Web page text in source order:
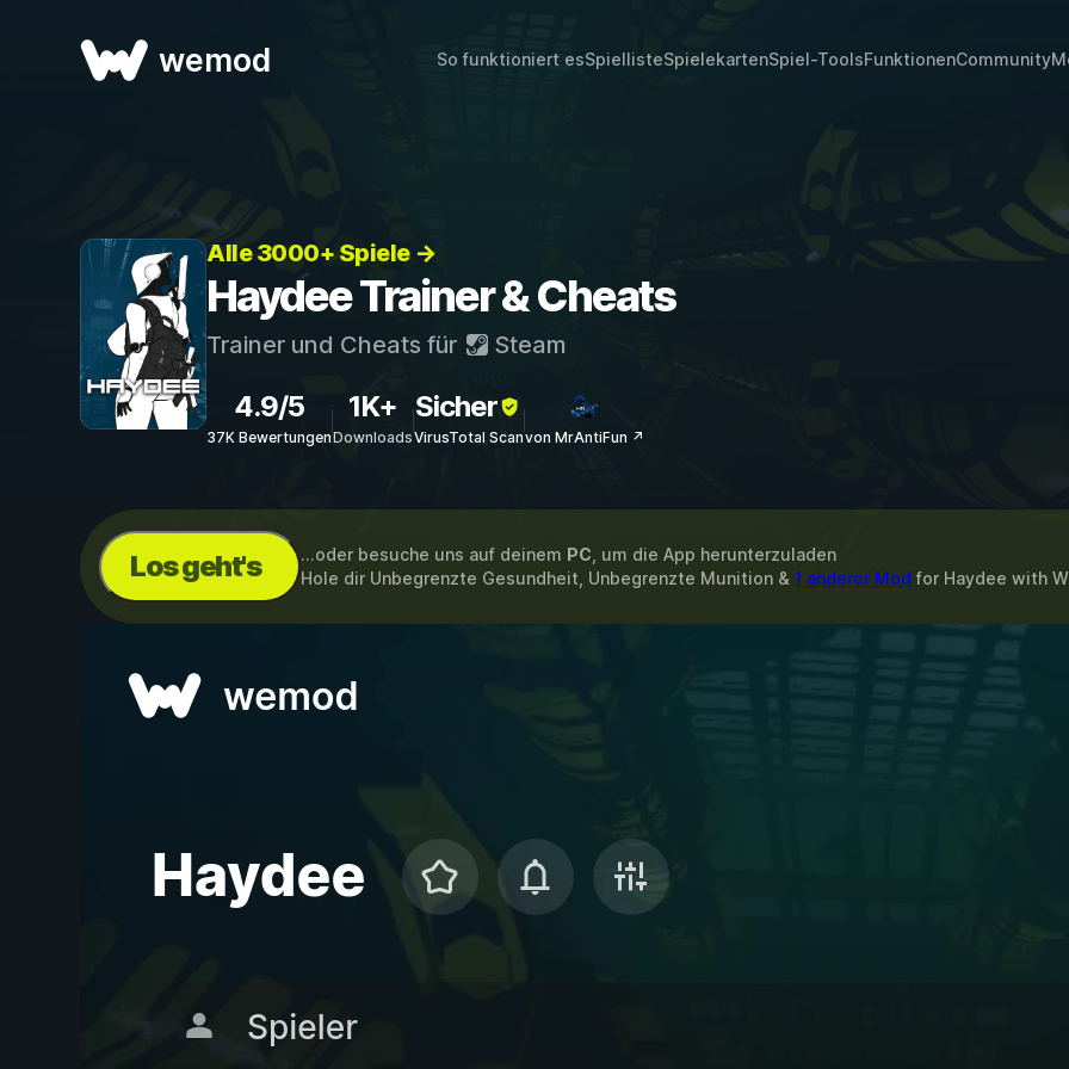
wemod So funktioniert esSpiellisteSpielekartenSpiel-ToolsFunktionenCommunity
Alle 3000+ Spiele →
Haydee Trainer & Cheats
Trainer und Cheats für Steam
4.9/5
37K Bewertungen
1K+
Downloads
Sicher
VirusTotal Scanvon MrAntiFun ↗
Los geht's ...oder besuche uns auf deinem PC , um die App herunterzuladen
Hole dir Unbegrenzte Gesundheit, Unbegrenzte Munition & 1 anderer Mod for Haydee with